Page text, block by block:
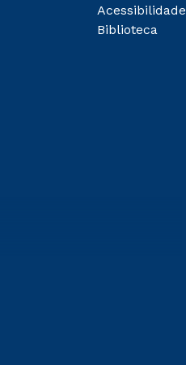
Acessibilidade
Biblioteca